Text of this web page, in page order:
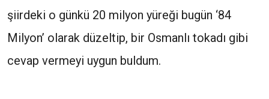
şiirdeki o günkü 20 milyon yüreği bugün ‘84
Milyon’ olarak düzeltip, bir Osmanlı tokadı gibi
cevap vermeyi uygun buldum.